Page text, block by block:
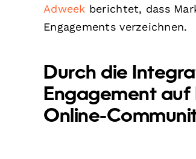
Adweek berichtet, dass
Engagements verzeichnen.
Durch die
Engagement
Online-